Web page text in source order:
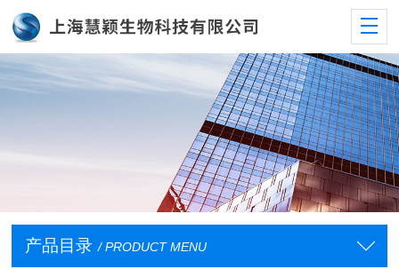
产品目录 / PRODUCT MENU